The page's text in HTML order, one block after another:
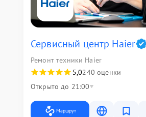
Сервисный центр Haier
Ремонт техники Haier
5,0240 оценки
Открыто до 21:00
Маршрут